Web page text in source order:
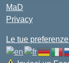
MaD
Privacy
Le tue